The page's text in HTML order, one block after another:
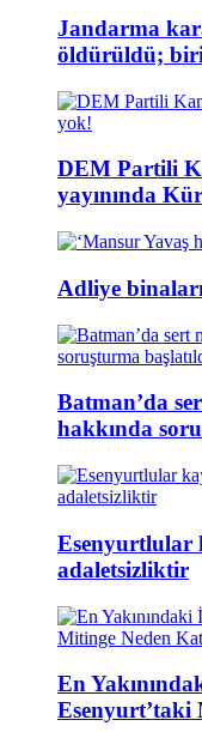
Jandarma
öldürüldü;
DEM Partili
yayınında
Adliye
Batman’da
hakkında
Esenyurtlular
adaletsizliktir
En
Esenyurt’taki